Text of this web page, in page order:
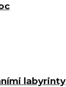
labyrinty